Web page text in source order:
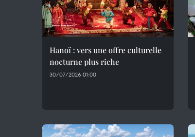
Hanoï : vers une offre culturelle
nocturne plus riche
30/07/2026 01:00